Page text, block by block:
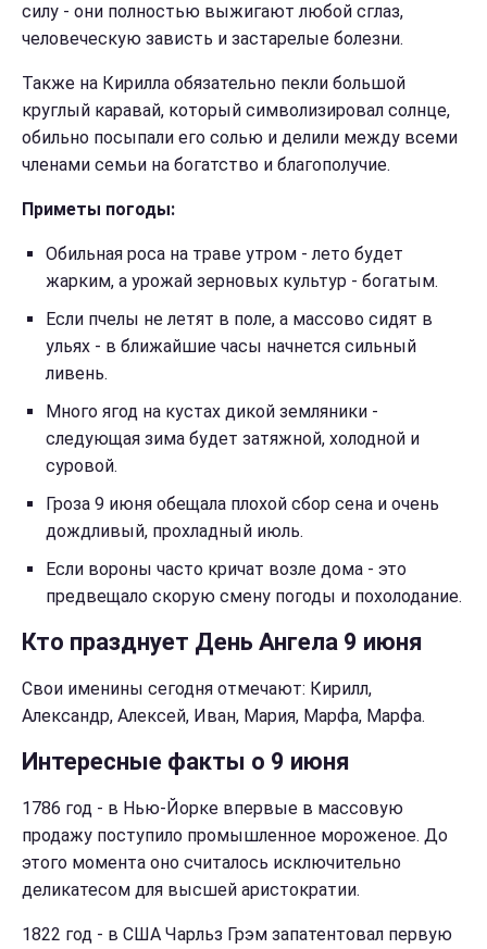
силу - они полностью выжигают любой сглаз,
человеческую зависть и застарелые болезни.
Также на Кирилла обязательно пекли большой
круглый каравай, который символизировал солнце,
обильно посыпали его солью и делили между всеми
членами семьи на богатство и благополучие.
Приметы погоды:
Обильная роса на траве утром - лето будет
жарким, а урожай зерновых культур - богатым.
Если пчелы не летят в поле, а массово сидят в
ульях - в ближайшие часы начнется сильный
ливень.
Много ягод на кустах дикой земляники -
следующая зима будет затяжной, холодной и
суровой.
Гроза 9 июня обещала плохой сбор сена и очень
дождливый, прохладный июль.
Если вороны часто кричат возле дома - это
предвещало скорую смену погоды и похолодание.
Кто празднует День Ангела 9 июня
Свои именины сегодня отмечают: Кирилл,
Александр, Алексей, Иван, Мария, Марфа, Марфа.
Интересные факты о 9 июня
1786 год - в Нью-Йорке впервые в массовую
продажу поступило промышленное мороженое. До
этого момента оно считалось исключительно
деликатесом для высшей аристократии.
1822 год - в США Чарльз Грэм запатентовал первую